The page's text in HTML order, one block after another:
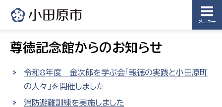
メニュー
尊徳記念館からのお知らせ
令和8年度 金次郎を学ぶ会「報徳の実践と小田原町
の人々」を開催しました
消防避難訓練を実施しました